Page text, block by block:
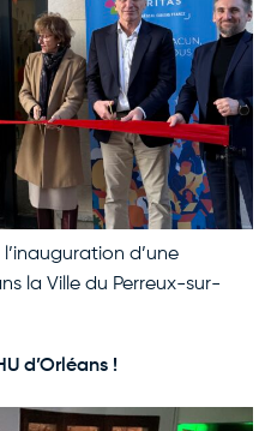
d’une
la Ville du Perreux-sur-
d’Orléans !